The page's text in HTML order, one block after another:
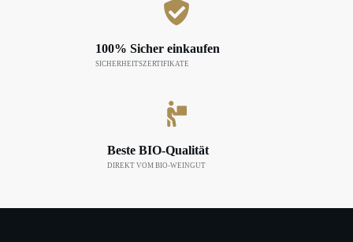
100% Sicher einkaufen
SICHERHEITSZERTIFIKATE
Beste BIO-Qualität
DIREKT VOM BIO-WEINGUT